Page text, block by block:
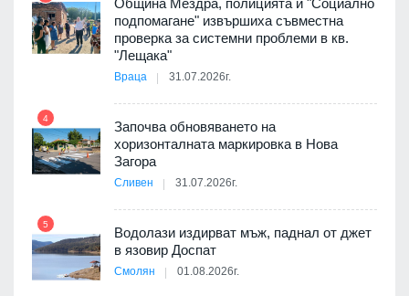
Община Мездра, полицията и "Социално
подпомагане" извършиха съвместна
проверка за системни проблеми в кв.
"Лещака"
Враца 31.07.2026г.
4
Започва обновяването на
хоризонталната маркировка в Нова
Загора
Сливен 31.07.2026г.
5
Водолази издирват мъж, паднал от джет
в язовир Доспат
Смолян 01.08.2026г.